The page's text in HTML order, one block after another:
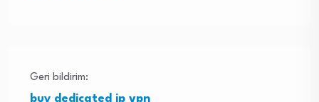
Geri bildirim:
buy dedicated ip vpn